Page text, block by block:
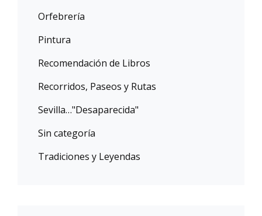
Orfebrería
Pintura
Recomendación de Libros
Recorridos, Paseos y Rutas
Sevilla…"Desaparecida"
Sin categoría
Tradiciones y Leyendas